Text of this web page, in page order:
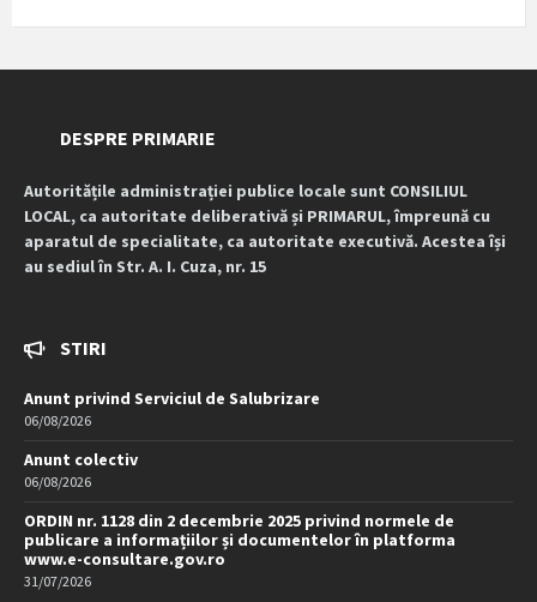
DESPRE PRIMARIE
Autoritățile administrației publice locale sunt CONSILIUL
LOCAL, ca autoritate deliberativă și PRIMARUL, împreună cu
aparatul de specialitate, ca autoritate executivă. Acestea își
au sediul în Str. A. I. Cuza, nr. 15
STIRI
Anunt privind Serviciul de Salubrizare
06/08/2026
Anunt colectiv
06/08/2026
ORDIN nr. 1128 din 2 decembrie 2025 privind normele de
publicare a informațiilor și documentelor în platforma
www.e-consultare.gov.ro
31/07/2026